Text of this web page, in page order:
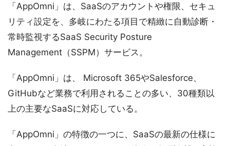
「AppOmni」は、SaaSのアカウントや権限、セキュ
リティ設定を、多岐にわたる項目で精緻に自動診断・
常時監視するSaaS Security Posture
Management（SSPM）サービス。
「AppOmni」は、 Microsoft 365やSalesforce、
GitHubなど業務で利用されることの多い、30種類以
上の主要なSaaSに対応している。
「AppOmni」の特徴の一つに、SaaSの最新の仕様に